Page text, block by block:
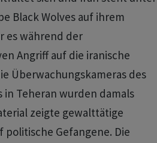
Black Wolves auf ihrem
es während der
Angriff auf die iranische
Überwachungskameras des
Teheran wurden damals
zeigte gewalttätige
politische Gefangene. Die